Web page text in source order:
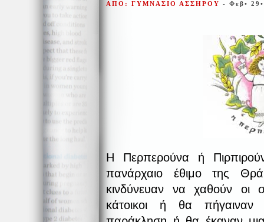
ΑΠΟ: ΓΥΜΝΑΣΙΟ ΑΣΣΗΡΟΥ - Φεβ•
Η Περπερούνα ή
πανάρχαιο έθιμο της
κινδύνευαν να χαθούν οι
κάτοικοι ή θα